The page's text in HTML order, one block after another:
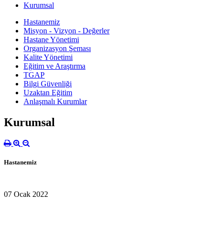
Kurumsal
Hastanemiz
Misyon - Vizyon - Değerler
Hastane Yönetimi
Organizasyon Şeması
Kalite Yönetimi
Eğitim ve Araştırma
TGAP
Bilgi Güvenliği
Uzaktan Eğitim
Anlaşmalı Kurumlar
Kurumsal
Hastanemiz
07 Ocak 2022